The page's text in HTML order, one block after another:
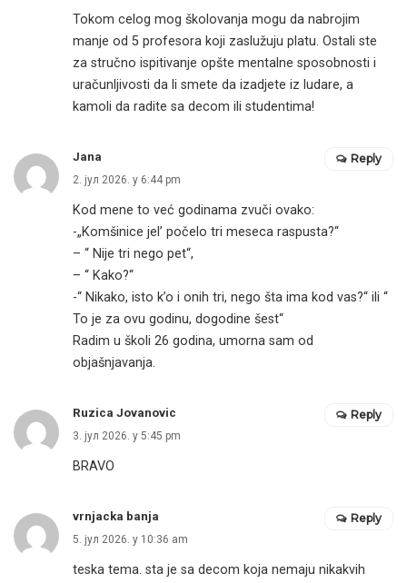
Tokom celog mog školovanja mogu da nabrojim
manje od 5 profesora koji zaslužuju platu. Ostali ste
za stručno ispitivanje opšte mentalne sposobnosti i
uračunljivosti da li smete da izadjete iz ludare, a
kamoli da radite sa decom ili studentima!
Jana
2. јул 2026. у 6:44 pm
Kod mene to već godinama zvuči ovako:
-„Komšinice jel’ počelo tri meseca raspusta?“
– “ Nije tri nego pet“,
– “ Kako?“
-“ Nikako, isto k’o i onih tri, nego šta ima kod vas?“ ili “
To je za ovu godinu, dogodine šest“
Radim u školi 26 godina, umorna sam od
objašnjavanja.
Reply
Ruzica Jovanovic
3. јул 2026. у 5:45 pm
BRAVO
Reply
vrnjacka banja
5. јул 2026. у 10:36 am
teska tema. sta je sa decom koja nemaju nikakvih
Reply